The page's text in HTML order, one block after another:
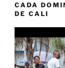
CADA
DE CALI
de
vídeo